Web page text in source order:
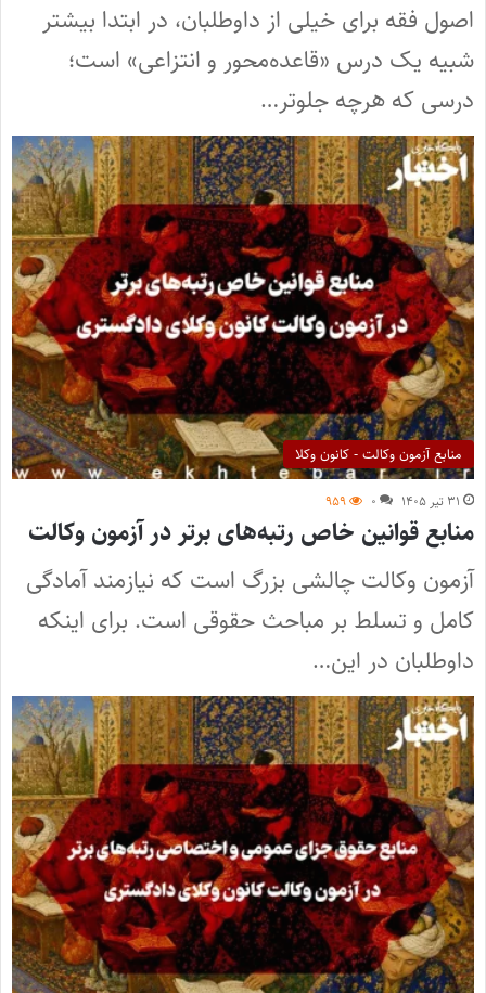
اصول فقه برای خیلی از داوطلبان، در ابتدا بیشتر
شبیه یک درس «قاعده‌محور و انتزاعی» است؛
درسی که هرچه جلوتر…
منابع آزمون وکالت - کانون وکلا
۳۱ تیر ۱۴۰۵ ۰ ۹۵۹
منابع قوانین خاص رتبه‌های برتر در آزمون وکالت
آزمون وکالت چالشی بزرگ است که نیازمند آمادگی
کامل و تسلط بر مباحث حقوقی است. برای اینکه
داوطلبان در این…